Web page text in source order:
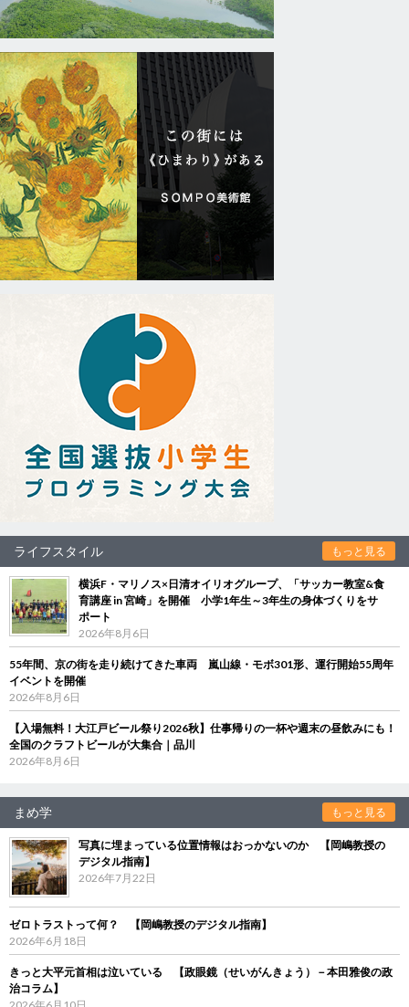
ライフスタイル もっと見る
横浜F・マリノス×日清オイリオグループ、「サッカー教室&食
育講座 in 宮崎」を開催 小学1年生～3年生の身体づくりをサ
ポート
2026年8月6日
55年間、京の街を走り続けてきた車両 嵐山線・モボ301形、運行開始55周年
イベントを開催
2026年8月6日
【入場無料！大江戸ビール祭り2026秋】仕事帰りの一杯や週末の昼飲みにも！
全国のクラフトビールが大集合｜品川
2026年8月6日
まめ学 もっと見る
写真に埋まっている位置情報はおっかないのか 【岡嶋教授の
デジタル指南】
2026年7月22日
ゼロトラストって何？ 【岡嶋教授のデジタル指南】
2026年6月18日
きっと大平元首相は泣いている 【政眼鏡（せいがんきょう）－本田雅俊の政
治コラム】